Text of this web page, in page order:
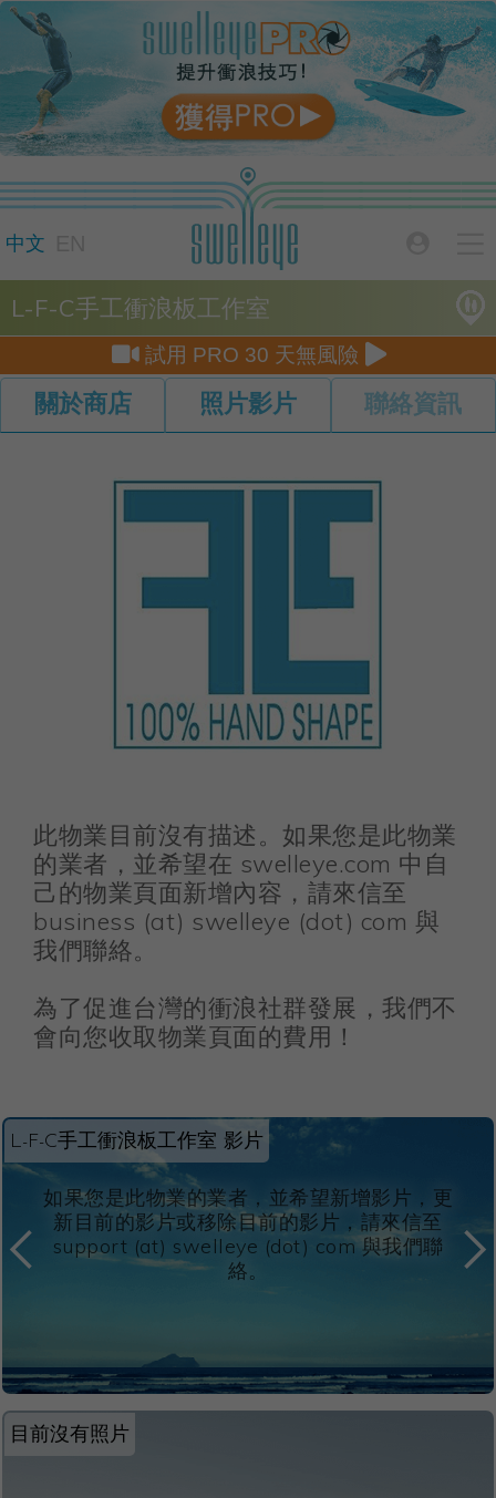
中文
L-F-C手工衝浪板工作室
 試用 PRO 30 天無風險 
關於商店 照片影片 聯絡資訊
此物業目前沒有描述。如果您是此物業
的業者，並希望在 swelleye.com 中自
己的物業頁面新增內容，請來信至
business (at) swelleye (dot) com 與
我們聯絡。
為了促進台灣的衝浪社群發展，我們不
會向您收取物業頁面的費用！
L-F-C手工衝浪板工作室 影片
如果您是此物業的業者，並希望新增影片，更
新目前的影片或移除目前的影片，請來信至
support (at) swelleye (dot) com 與我們聯
絡。
目前沒有照片